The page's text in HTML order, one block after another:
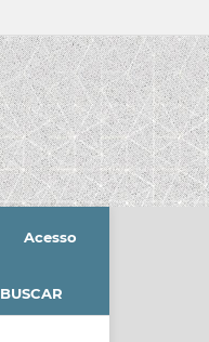
BUSCAR
Acesso